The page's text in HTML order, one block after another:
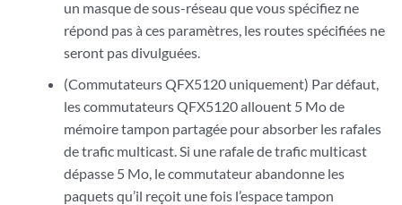
un masque de sous-réseau que vous spécifiez ne
répond pas à ces paramètres, les routes spécifiées ne
seront pas divulguées.
(Commutateurs QFX5120 uniquement) Par défaut,
les commutateurs QFX5120 allouent 5 Mo de
mémoire tampon partagée pour absorber les rafales
de trafic multicast. Si une rafale de trafic multicast
dépasse 5 Mo, le commutateur abandonne les
paquets qu’il reçoit une fois l’espace tampon